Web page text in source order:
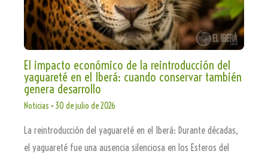
El impacto económico de la reintroducción del
yaguareté en el Iberá: cuando conservar también
genera desarrollo
Noticias • 30 de julio de 2026
La reintroducción del yaguareté en el Iberá: Durante décadas,
el yaguareté fue una ausencia silenciosa en los Esteros del